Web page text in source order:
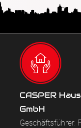
CASPER
GmbH
Geschäftsführer: